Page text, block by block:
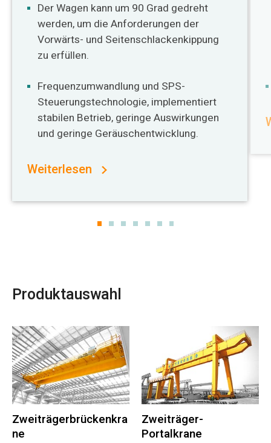
Der Wagen kann um 90 Grad gedreht
werden, um die Anforderungen der
Vorwärts- und Seitenschlackenkippung
zu erfüllen.
Frequenzumwandlung und SPS-
Steuerungstechnologie, implementiert
stabilen Betrieb, geringe Auswirkungen
und geringe Geräuschentwicklung.
Weiterlesen
Produktauswahl
Zweiträgerbrückenkra
ne
Zweiträger-
Portalkrane